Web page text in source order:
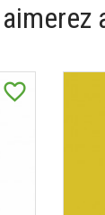
favorite_border